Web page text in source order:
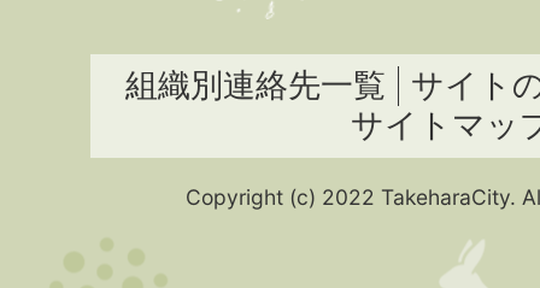
組織別連絡先一覧
サイト
サイトマッ
Copyright (c) 2022 TakeharaCity.